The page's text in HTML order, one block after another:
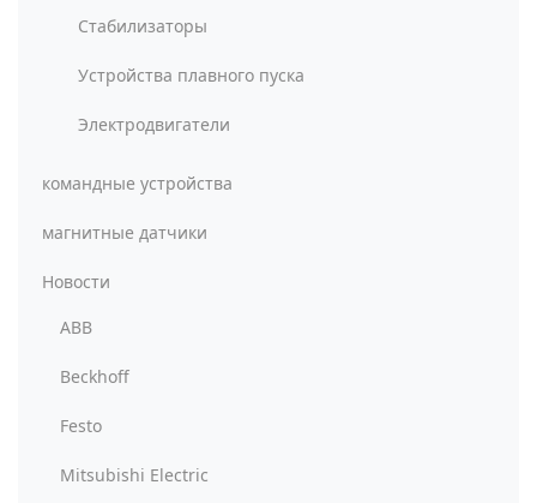
Стабилизаторы
Устройства плавного пуска
Электродвигатели
командные устройства
магнитные датчики
Новости
ABB
Beckhoff
Festo
Mitsubishi Electric